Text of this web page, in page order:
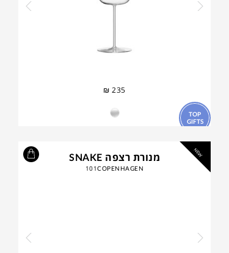
₪ 235
TOP
GIFTS
NEW מנורת רצפה SNAKE
101COPENHAGEN